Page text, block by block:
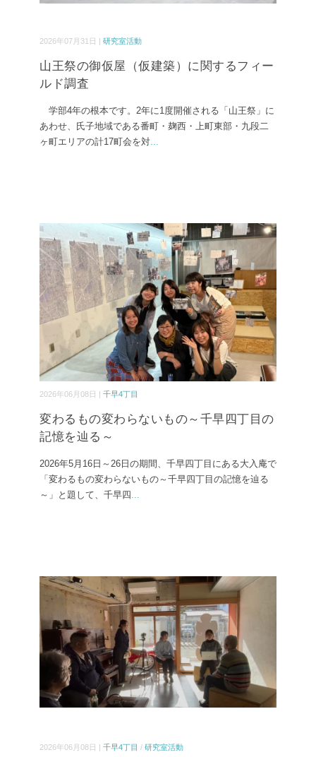
2026年07月31日 | 研究室活動
山王祭の御仮屋（仮建築）に関するフィー
ルド調査
学部4年の根本です。2年に1度開催される「山王祭」に
あわせ、氏子地域である番町・麹西・上町東部・九段二
ヶ町エリアの計17町会を対
2026年06月08日 | 千早4丁目
変わるもの変わらないもの～千早四丁目の
記憶を辿る～
2026年5月16日～26日の期間、千早四丁目にある大入庵で
「変わるもの変わらないもの～千早四丁目の記憶を辿る
～」と題して、千早四
2026年06月08日 | 千早4丁目 / 研究室活動